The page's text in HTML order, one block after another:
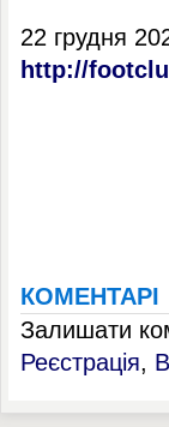
22 грудня
http://
КОМЕНТАРІ
Залишати
Реєстрація,